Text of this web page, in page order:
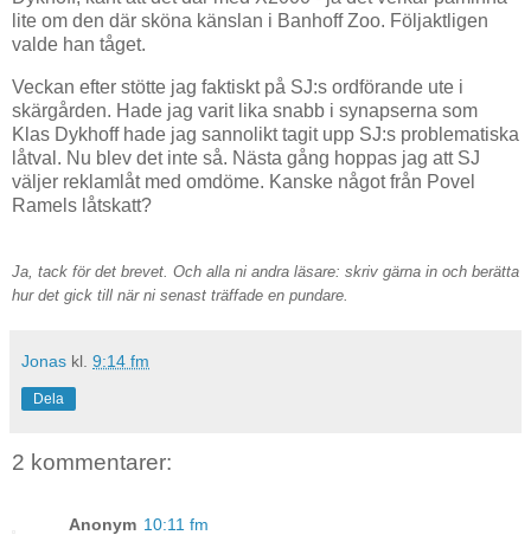
lite om den där sköna känslan i Banhoff Zoo. Följaktligen
valde han tåget.
Veckan efter stötte jag faktiskt på SJ:s ordförande ute i
skärgården. Hade jag varit lika snabb i synapserna som
Klas Dykhoff hade jag sannolikt tagit upp SJ:s problematiska
låtval. Nu blev det inte så. Nästa gång hoppas jag att SJ
väljer reklamlåt med omdöme. Kanske något från Povel
Ramels låtskatt?
Ja, tack för det brevet. Och alla ni andra läsare: skriv gärna in och berätta
hur det gick till när ni senast träffade en pundare.
Jonas kl. 9:14 fm
Dela
2 kommentarer:
Anonym 10:11 fm